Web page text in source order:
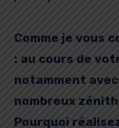
Comme je vous
: au cours de
notamment
nombreux
Pourquoi